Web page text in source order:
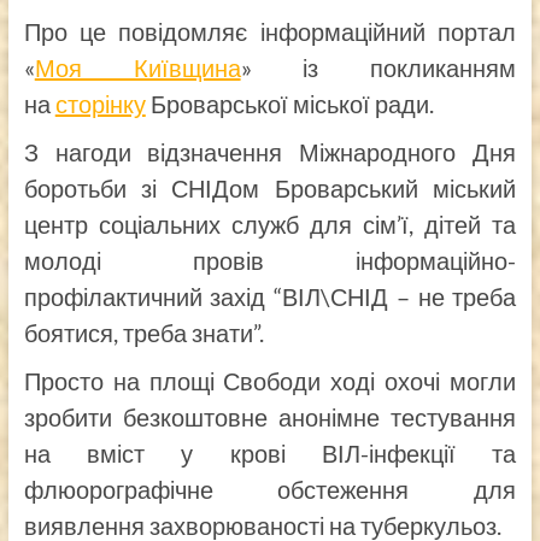
Про це повідомляє інформаційний портал
«Моя Київщина» із покликанням
на сторінкуБроварської міської ради.
З нагоди відзначення Міжнародного Дня
боротьби зі СНІДом Броварський міський
центр соціальних служб для сім’ї, дітей та
молоді провів інформаційно-
профілактичний захід “ВІЛ\СНІД – не треба
боятися, треба знати”.
Просто на площі Свободи ході охочі могли
зробити безкоштовне анонімне тестування
на вміст у крові ВІЛ-інфекції та
флюорографічне обстеження для
виявлення захворюваності на туберкульоз.